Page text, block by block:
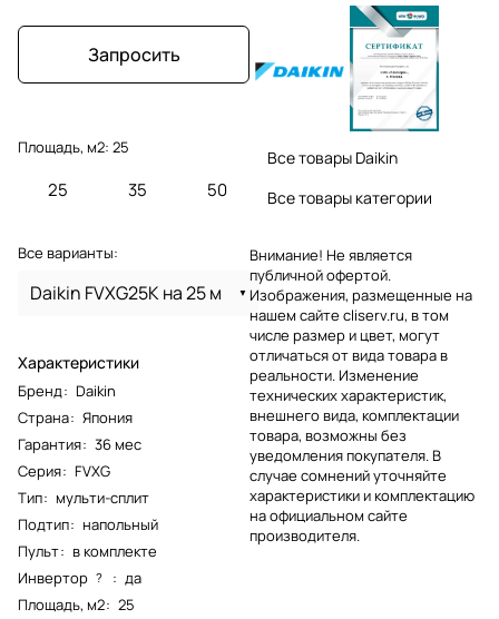
Запросить
Площадь, м2: 25
25 35 50
Все варианты:
Daikin FVXG25K на 25 м
Характеристики
Бренд: Daikin
Страна: Япония
Гарантия: 36 мес
Серия: FVXG
Тип: мульти-сплит
Подтип: напольный
Пульт: в комплекте
Инвертор ? : да
Площадь, м2: 25
Все товары Daikin
Все товары категории
Внимание! Не является
публичной офертой.
Изображения, размещенные на
нашем сайте cliserv.ru, в том
числе размер и цвет, могут
отличаться от вида товара в
реальности. Изменение
технических характеристик,
внешнего вида, комплектации
товара, возможны без
уведомления покупателя. В
случае сомнений уточняйте
характеристики и комплектацию
на официальном сайте
производителя.